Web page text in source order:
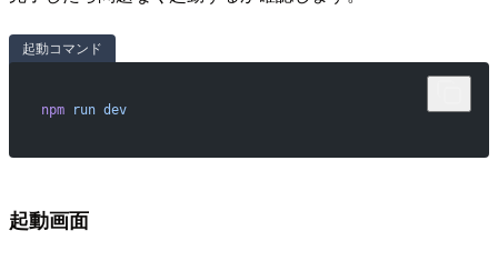
起動コマンド
npm run dev
起動画面